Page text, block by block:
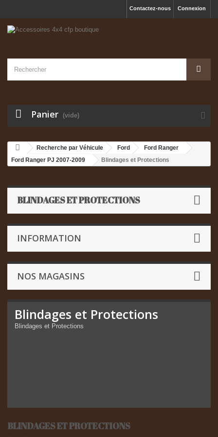
Connexion
Contactez-nous
Panier (vide)
Recherche par Véhicule Ford
Ford Ranger
Ford Ranger PJ 2007-2009
Blindages et Protections
BLINDAGES ET PROTECTIONS
INFORMATION
NOS MAGASINS
Blindages et Protections
Blindages et Protections
BLINDAGES ET PROTECTIONS